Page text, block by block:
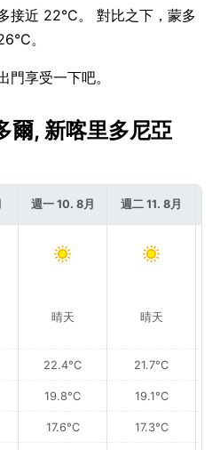
接近 22°C。 對比之下，蒙多
。
享受一下吧。
爾, 新喀里多尼亞
週一 10. 8月
晴天
22.4°C
19.8°C
17.6°C
週二 11. 8月
晴天
21.7°C
19.1°C
17.3°C